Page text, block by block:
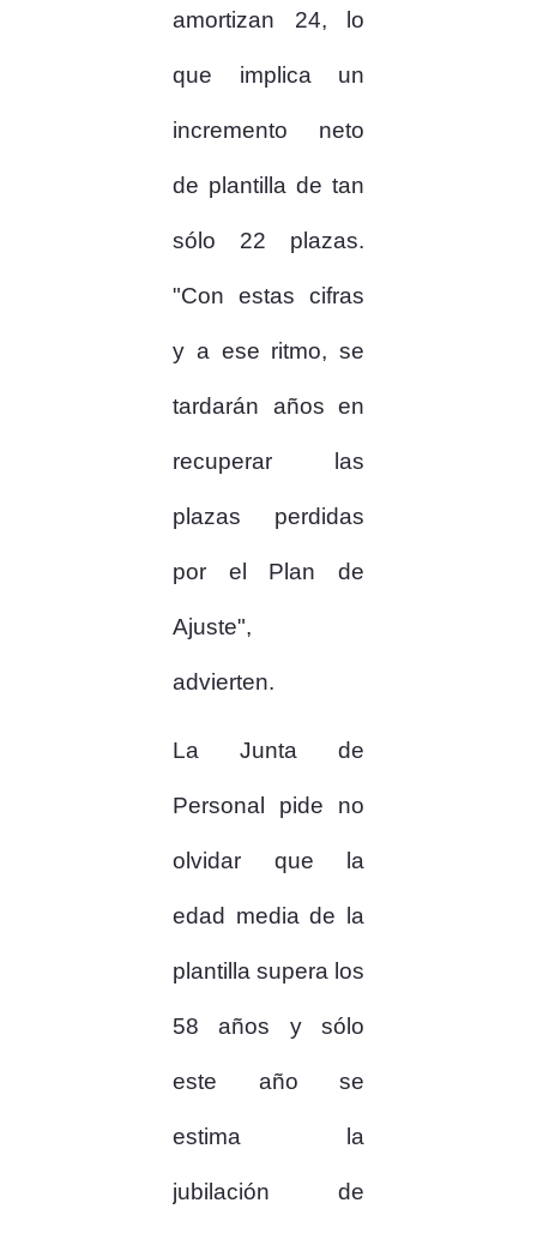
amortizan 24, lo
que implica un
incremento neto
de plantilla de tan
sólo 22 plazas.
"Con estas cifras
y a ese ritmo, se
tardarán años en
recuperar las
plazas perdidas
por el Plan de
Ajuste",
advierten.
La Junta de
Personal pide no
olvidar que la
edad media de la
plantilla supera los
58 años y sólo
este año se
estima la
jubilación de